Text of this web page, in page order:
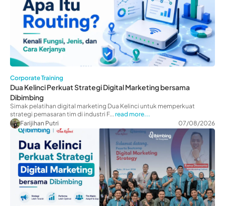
Corporate Training
Dua Kelinci Perkuat Strategi Digital Marketing bersama
Dibimbing
Simak pelatihan digital marketing Dua Kelinci untuk memperkuat
strategi pemasaran tim di industri F... read more...
Farijihan Putri
07/08/2026